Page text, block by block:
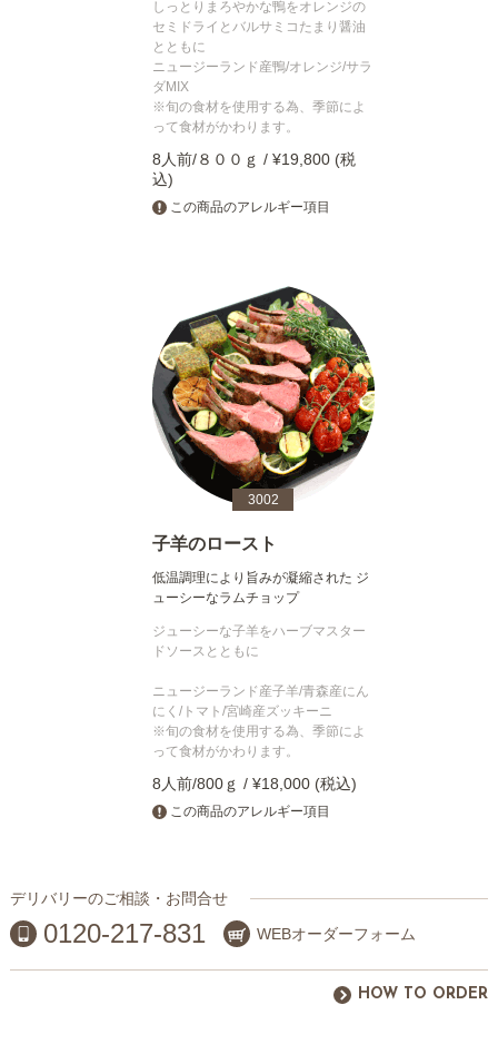
しっとりまろやかな鴨をオレンジの
セミドライとバルサミコたまり醤油
とともに
ニュージーランド産鴨/オレンジ/サラ
ダMIX
※旬の食材を使用する為、季節によ
って食材がかわります。
8人前/８００ｇ / ¥19,800 (税
込)
この商品のアレルギー項目
3002
子羊のロースト
低温調理により旨みが凝縮された ジ
ューシーなラムチョップ
ジューシーな子羊をハーブマスター
ドソースとともに
ニュージーランド産子羊/青森産にん
にく/トマト/宮崎産ズッキーニ
※旬の食材を使用する為、季節によ
って食材がかわります。
8人前/800ｇ / ¥18,000 (税込)
この商品のアレルギー項目
デリバリーのご相談・お問合せ
0120-217-831 WEBオーダーフォーム
HOW TO ORDER